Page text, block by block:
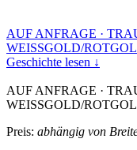
AUF ANFRAGE ·
WEISSGOLD/
Geschichte lesen ↓
AUF ANFRAGE ·
WEISSGOLD/
Preis: abhängig von